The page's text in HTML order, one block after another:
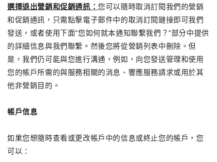
選擇退出營銷和促銷通訊：您可以隨時取消訂閱我們的營銷
和促銷通訊，只需點擊電子郵件中的取消訂閱鏈接即可我們
發送，或者使用下面“您如何就本通知聯繫我們？”部分中提供
的詳細信息與我們聯繫。然後您將從營銷列表中刪除。但
是，我們仍可能與您進行溝通，例如，向您發送管理和使用
您的帳戶所需的與服務相關的消息、響應服務請求或用於其
他非營銷目的。
帳戶信息
如果您想隨時查看或更改帳戶中的信息或終止您的帳戶，您
可以：